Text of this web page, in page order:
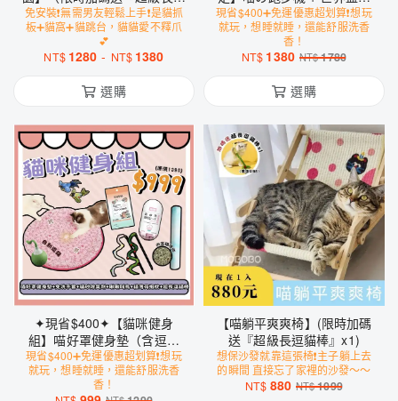
貓棒』）
免安裝❗️無需男友輕鬆上手❗️是貓抓
板➕貓窩➕貓跳台，貓貓愛不釋爪
💕
NT$ 1280 - NT$ 1380
選購
抓墊 + 空間除臭劑 + 小尾巴
智能逗貓球 + 貓薄荷抱枕 +
超級長逗貓棒 + 會叫の小鳥
玩具
現省$400➕免運優惠超划算❗️想玩
就玩，想睡就睡，還能舒服洗香
香！
NT$ 1380 NT$1780
選購
✦現省$400✦【貓咪健身
組】喵好罩健身墊（含逗貓
球）+ 免洗手套 + 貓砂除臭
劑 + 貓薄荷抱枕 + 超級長逗
貓棒 + 會叫の小鳥玩具
現省$400➕免運優惠超划算❗️想玩
就玩，想睡就睡，還能舒服洗香
香！
【喵躺平爽爽椅】(限時加碼
送『超級長逗貓棒』x1)
想保沙發就靠這張椅❗️主子躺上去
的瞬間 直接忘了家裡的沙發～～
NT$ 880 NT$1099